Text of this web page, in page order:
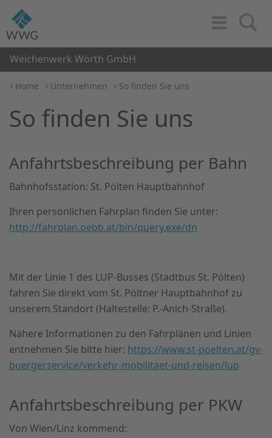
Search
Toggle
Navigation
Weichenwerk Wörth GmbH
Home Unternehmen So finden Sie uns
So finden Sie uns
Anfahrtsbeschreibung per Bahn
Bahnhofsstation: St. Pölten Hauptbahnhof
Ihren persönlichen Fahrplan finden Sie unter:
http://fahrplan.oebb.at/bin/query.exe/dn
Mit der Linie 1 des LUP-Busses (Stadtbus St. Pölten)
fahren Sie direkt vom St. Pöltner Hauptbahnhof zu
unserem Standort (Haltestelle: P.-Anich-Straße).
Nähere Informationen zu den Fahrplänen und Linien
entnehmen Sie bitte hier: https://www.st-poelten.at/gv-
buergerservice/verkehr-mobilitaet-und-reisen/lup
Anfahrtsbeschreibung per PKW
Von Wien/Linz kommend: